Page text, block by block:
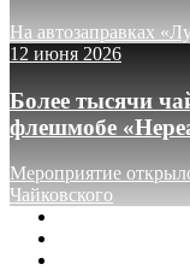
На автозаправках
12 июня 2026
Более тысячи
флешмобе
Мероприятие
Чайковского